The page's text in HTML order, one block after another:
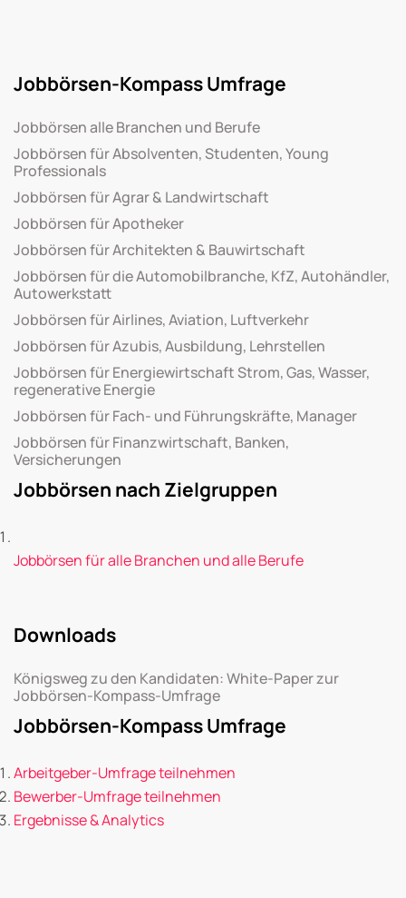
Jobbörsen-Kompass Umfrage
Jobbörsen alle Branchen und Berufe
Jobbörsen für Absolventen, Studenten, Young
Professionals
Jobbörsen für Agrar & Landwirtschaft
Jobbörsen für Apotheker
Jobbörsen für Architekten & Bauwirtschaft
Jobbörsen für die Automobilbranche, KfZ, Autohändler,
Autowerkstatt
Jobbörsen für Airlines, Aviation, Luftverkehr
Jobbörsen für Azubis, Ausbildung, Lehrstellen
Jobbörsen für Energiewirtschaft Strom, Gas, Wasser,
regenerative Energie
Jobbörsen für Fach- und Führungskräfte, Manager
Jobbörsen für Finanzwirtschaft, Banken,
Versicherungen
Jobbörsen nach Zielgruppen
Jobbörsen für alle Branchen und alle Berufe
Downloads
Königsweg zu den Kandidaten: White-Paper zur
Jobbörsen-Kompass-Umfrage
Jobbörsen-Kompass Umfrage
Arbeitgeber-Umfrage teilnehmen
Bewerber-Umfrage teilnehmen
Ergebnisse & Analytics